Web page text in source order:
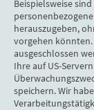
Beispielsweise
herauszugeben,
vorgehen
ausgeschlossen
Ihre auf US-
speichern. Wir